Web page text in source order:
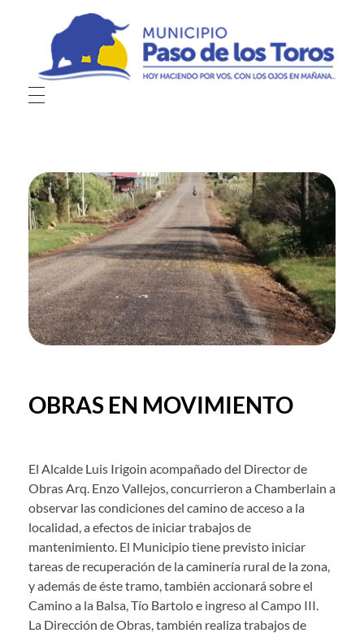
Municipio de Paso de los Toros
Hoy haciendo para vos, con los ojos en mañana
OBRAS EN MOVIMIENTO
El Alcalde Luis Irigoin acompañado del Director de
Obras Arq. Enzo Vallejos, concurrieron a Chamberlain a
observar las condiciones del camino de acceso a la
localidad, a efectos de iniciar trabajos de
mantenimiento. El Municipio tiene previsto iniciar
tareas de recuperación de la caminería rural de la zona,
y además de éste tramo, también accionará sobre el
Camino a la Balsa, Tío Bartolo e ingreso al Campo III.
La Dirección de Obras, también realiza trabajos de